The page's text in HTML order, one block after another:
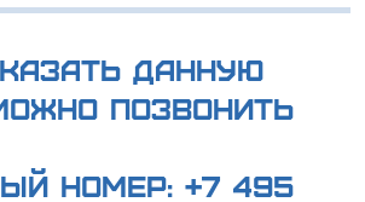
данную
позвонить
номер: +7 495